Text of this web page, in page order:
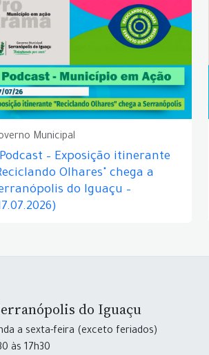
Municipal
– Exposição itinerante
Olhares" chega a
do Iguaçu –
do Iguaçu
a sexta-feira (exceto feriados)
às 17h30